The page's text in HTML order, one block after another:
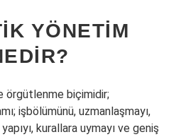
YÖNETIM
örgütlenme biçimidir;
işbölümünü, uzmanlaşmayı,
kurallara uymayı ve geniş